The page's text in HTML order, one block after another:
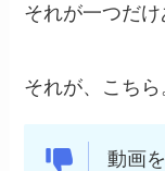
それが一つだけ
それが、こちら
動画